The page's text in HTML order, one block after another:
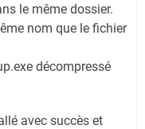
le même dossier.
nom que le fichier
décompressé
avec succès et